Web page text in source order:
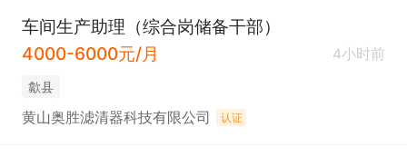
车间生产助理（综合岗储备干部）
4000-6000元/月
4小时前
歙县
黄山奥胜滤清器科技有限公司 认证